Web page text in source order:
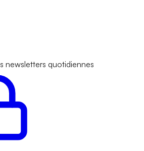
newsletters quotidiennes